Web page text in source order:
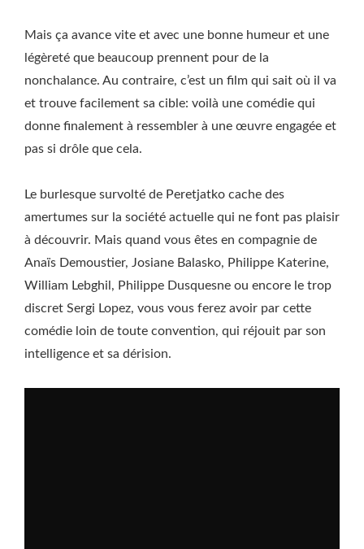
Mais ça avance vite et avec une bonne humeur et une
légèreté que beaucoup prennent pour de la
nonchalance. Au contraire, c’est un film qui sait où il va
et trouve facilement sa cible: voilà une comédie qui
donne finalement à ressembler à une œuvre engagée et
pas si drôle que cela.
Le burlesque survolté de Peretjatko cache des
amertumes sur la société actuelle qui ne font pas plaisir
à découvrir. Mais quand vous êtes en compagnie de
Anaïs Demoustier, Josiane Balasko, Philippe Katerine,
William Lebghil, Philippe Dusquesne ou encore le trop
discret Sergi Lopez, vous vous ferez avoir par cette
comédie loin de toute convention, qui réjouit par son
intelligence et sa dérision.